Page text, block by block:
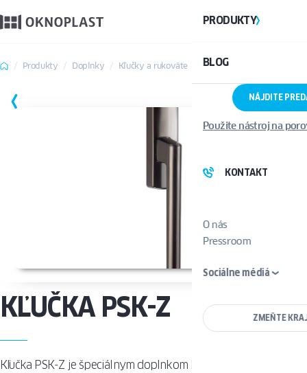
PRODUKTY
BLOG
NÁJDITE
Použite nástroj na
KONTAKT
O nás
Pressroom
Sociálne médiá
ZMEŇTE
Produkty Doplnky Kľučky a rukoväte Kľučka PSK-Z
ULOŽIŤ
KĽUČKA PSK-Z
Kľučka PSK-Z je špeciálnym doplnkom k terasovým dverám s